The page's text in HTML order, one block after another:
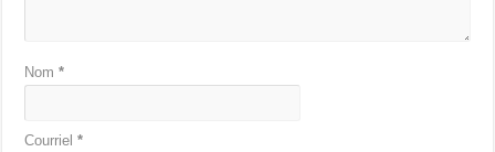
Nom*
Courriel*